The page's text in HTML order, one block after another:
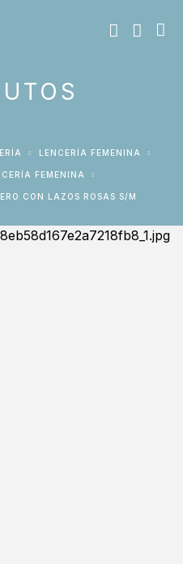
LENCERÍA FEMENINA
FEMENINA
CON LAZOS ROSAS S/M